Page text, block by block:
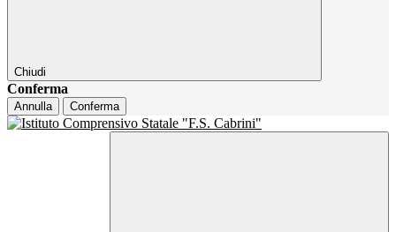
Chiudi
Conferma
Annulla Conferma